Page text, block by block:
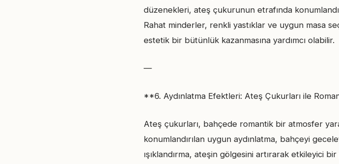
düzenekleri, ateş çukurunun etrafında
Rahat minderler, renkli yastıklar ve uygun masa
estetik bir bütünlük kazanmasına yardımcı olabilir.
—
**6. Aydınlatma Efektleri: Ateş Çukurları ile
Ateş çukurları, bahçede romantik bir atmosfer
konumlandırılan uygun aydınlatma, bahçeyi
ışıklandırma, ateşin gölgesini artırarak etkileyici